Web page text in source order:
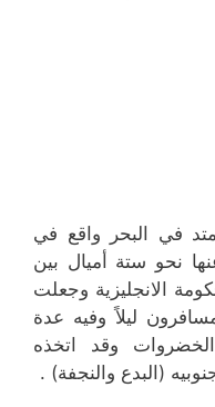
في البحر واقع في
نحو ستة أميال بين
الانجليزية وجعلت
ليلاً وفيه عدة
وقد اتخذه
(البدع والنجفة) .